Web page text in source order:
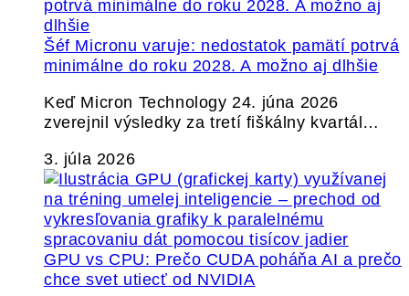
Šéf Micronu varuje: nedostatok pamätí potrvá
minimálne do roku 2028. A možno aj dlhšie
Keď Micron Technology 24. júna 2026
zverejnil výsledky za tretí fiškálny kvartál…
3. júla 2026
GPU vs CPU: Prečo CUDA poháňa AI a prečo
chce svet utiecť od NVIDIA